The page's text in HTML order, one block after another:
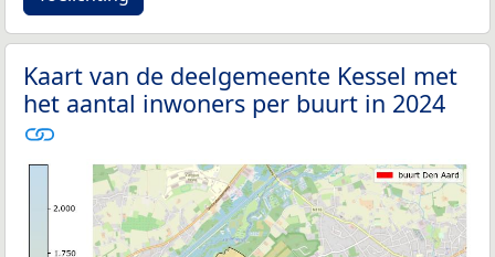
Kaart van de deelgemeente Kessel met
het aantal inwoners per buurt in 2024